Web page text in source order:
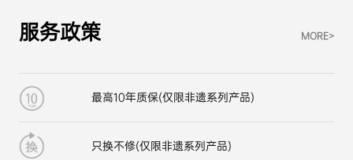
服务政策 MORE>
最高10年质保(仅限非遗系列产品)
只换不修(仅限非遗系列产品)